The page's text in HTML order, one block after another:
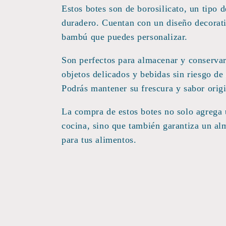
l
e
c
c
i
Estos botes son de borosilicato, un tipo
duradero. Cuentan con un diseño
bambú que puedes personalizar.
Son perfectos para almacenar y
objetos delicados y bebidas sin riesgo
Podrás mantener su frescura y sabor
La compra de estos botes no solo
cocina, sino que también garantiza un
para tus alimentos.